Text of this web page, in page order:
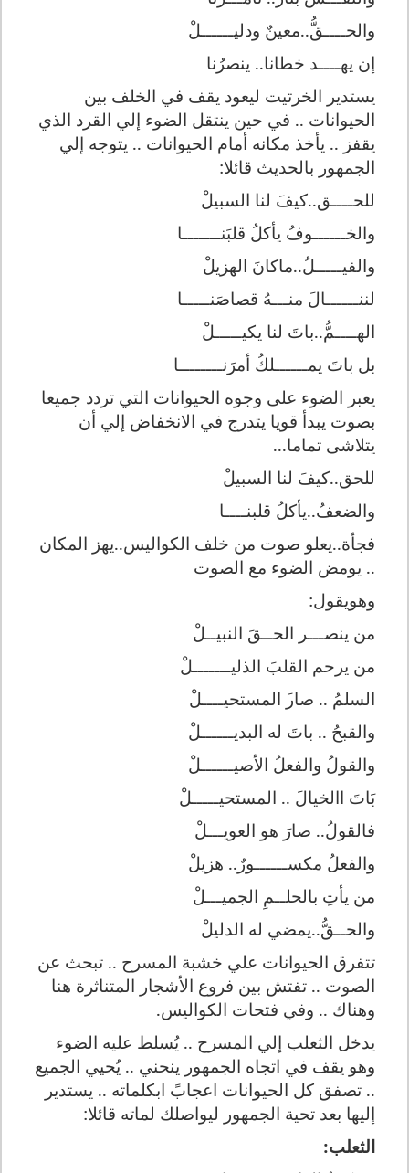
والحــــق..معينٌ ودليــــــلْ
إن يهــــد خطانا.. ينصرُنا
يستدير الخرتيت ليعود يقف في الخلف بين
الحيوانات .. في حين ينتقل الضوء إلي القرد الذي
يقفز .. يأخذ مكانه أمام الحيوانات .. يتوجه إلي
الجمهور بالحديث قائلا:
للحــــق..كيفَ لنا السبيلْ
والخــــــوفُ يأكلُ قلبَنـــــــا
والفيـــــلُ..ماكانَ الهزيلْ
لننــــــالَ منـــهُ قصاصَنـــــا
الهــــمُّ..باتَ لنا يكيـــــلْ
بل باتَ يمــــــلكُ أمرَنــــــــا
يعبر الضوء على وجوه الحيوانات التي تردد جميعا
بصوت يبدأ قويا يتدرج في الانخفاض إلي أن
يتلاشى تماما...
للحق..كيفَ لنا السبيلْ
والضعفُ..يأكلُ قلبنــــا
فجأة..يعلو صوت من خلف الكواليس..يهز المكان
.. يومض الضوء مع الصوت
وهويقول:
من ينصـــر الحــقَ النبيــلْ
من يرحم القلبَ الذليـــــــلْ
السلمُ .. صار المستحيــــلْ
والقبحُ .. باتَ له البديــــــلْ
والقولُ والفعلُ الأصيــــــلْ
بَاتَ االخيالَ .. المستحيـــــلْ
فالقولُ.. صارَ هو العويـــلْ
والفعلُ مكســــــورٌ.. هزيلْ
من يأتِ بالحلــمِ الجميـــلْ
والحــقُّ..يمضي له الدليلْ
تتفرق الحيوانات علي خشبة المسرح .. تبحث عن
الصوت .. تفتش بين فروع الأشجار المتناثرة هنا
وهناك .. وفي فتحات الكواليس.
يدخل الثعلب إلي المسرح .. يُسلط عليه الضوء
وهو يقف في اتجاه الجمهور ينحني .. يُحيي الجميع
.. تصفق كل الحيوانات اعجابً ابكلماته .. يستدير
إليها بعد تحية الجمهور ليواصلك لماته قائلا:
الثعلب: